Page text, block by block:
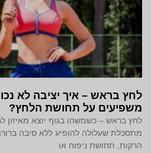
לחץ בראש – איך יציבה לא
משפיעים על תחושת הלחץ?
לחץ בראש – כשמשהו בגוף יוצא מאיזון
מתסכלת שעלולה להופיע ללא סיבה
הרקות, תחושת ניפוח או